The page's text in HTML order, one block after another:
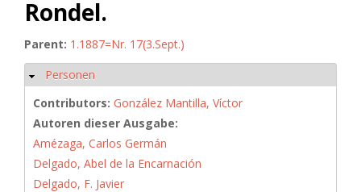
Rondel.
Parent: 1.1887=Nr. 17(3.Sept.)
Hide
Personen
Contributors: González Mantilla, Víctor
Autoren dieser Ausgabe:
Amézaga, Carlos Germán
Delgado, Abel de la Encarnación
Delgado, F. Javier